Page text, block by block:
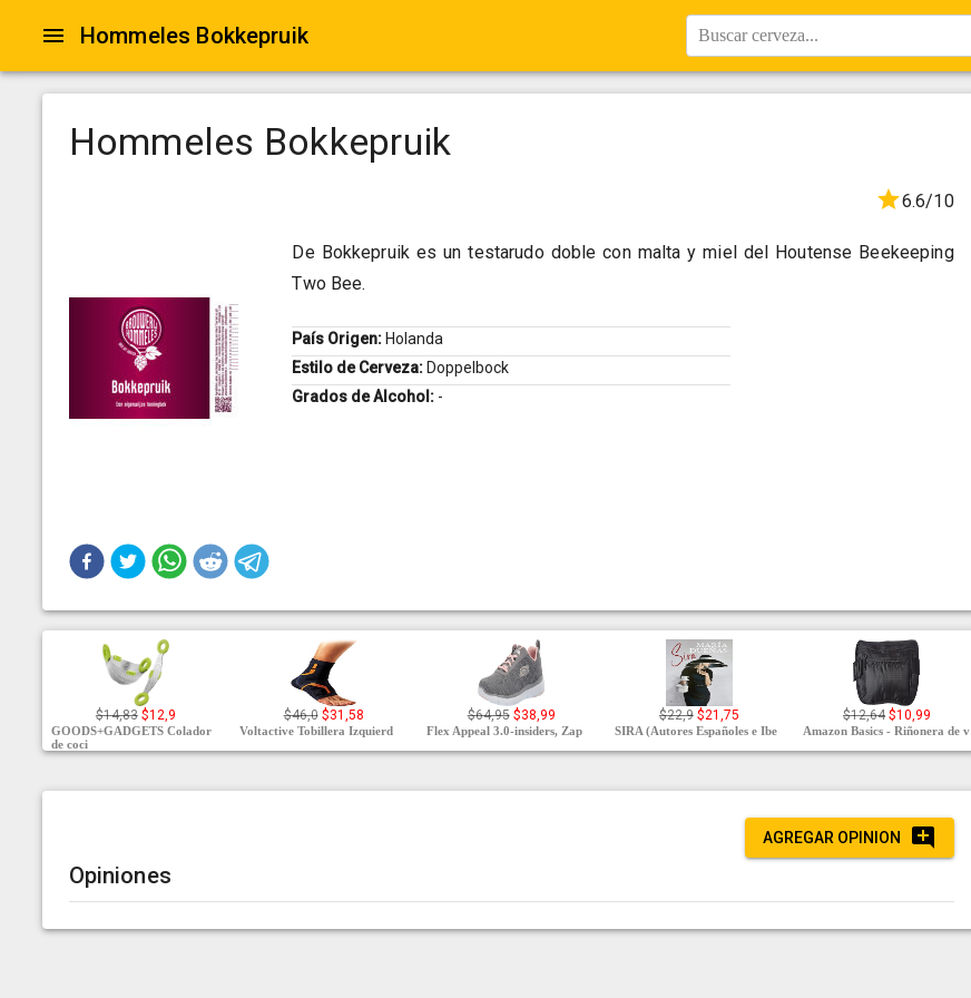
Hommeles Bokkepruik Buscar cerveza...
Hommeles Bokkepruik
6.6/10
De Bokkepruik es un testarudo doble con malta y miel del Houtense Beekeeping
Two Bee.
País Origen: Holanda
Estilo de Cerveza: Doppelbock
Grados de Alcohol: -
$14,83 $12,9
GOODS+GADGETS Colador
de coci
$46,0 $31,58
Voltactive Tobillera Izquierd
$64,95 $38,99
Flex Appeal 3.0-insiders, Zap
$22,9 $21,75
SIRA (Autores Españoles e Ibe
$12,64 $10,99
Amazon Basics - Riñonera de v
AGREGAR OPINION
Opiniones